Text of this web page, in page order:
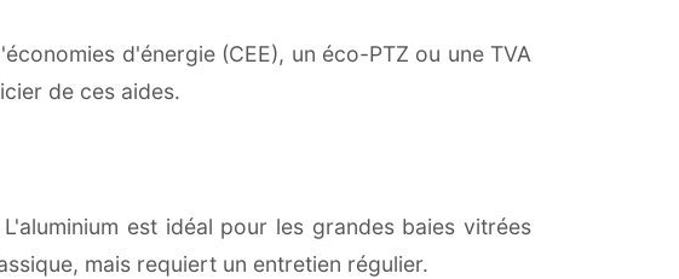
d'énergie (CEE), un éco-PTZ ou une TVA
de ces aides.
est idéal pour les grandes baies vitrées
mais requiert un entretien régulier.